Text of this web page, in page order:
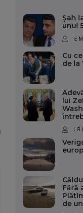
Șah
unul
Cu
de la
lui
Fără
de